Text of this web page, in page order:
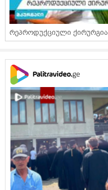
რეპროდუქციული ქირურგია